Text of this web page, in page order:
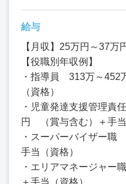
給与
【月収】25万円～37万
【役職別年収例】
・指導員 313万～452
（資格）
・児童発達支援管理
円 （賞与含む）＋手当
・スーパーバイザー
手当（資格）
・エリアマネージャ